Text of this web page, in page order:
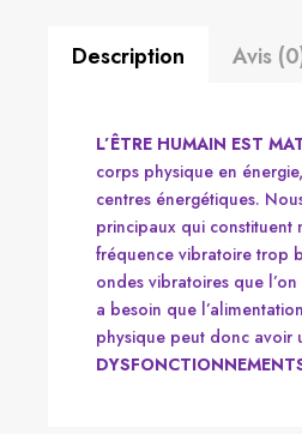
Description Avis
L’ÊTRE HUMAIN EST
corps physique en
centres énergétiques.
principaux qui constituent
fréquence vibratoire trop
ondes vibratoires que
a besoin que
physique peut donc avoir